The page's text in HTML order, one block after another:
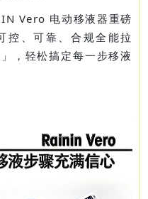
Vero 电动移液器重磅
控、可靠、合规全能拉
，轻松搞定每一步移液